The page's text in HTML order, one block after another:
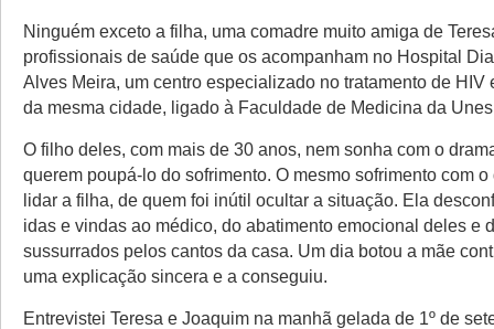
Ninguém exceto a filha, uma comadre muito amiga de
profissionais de saúde que os acompanham no Hospital
Alves Meira, um centro especializado no tratamento de HIV
da mesma cidade, ligado à Faculdade de Medicina da
O filho deles, com mais de 30 anos, nem sonha com o
querem poupá-lo do sofrimento. O mesmo sofrimento com
lidar a filha, de quem foi inútil ocultar a situação. Ela
idas e vindas ao médico, do abatimento emocional deles e
sussurrados pelos cantos da casa. Um dia botou a mãe
uma explicação sincera e a conseguiu.
Entrevistei Teresa e Joaquim na manhã gelada de 1º de